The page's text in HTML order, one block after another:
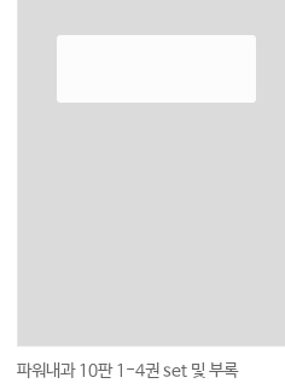
파워내과 10판 1-4권 set 및 부록